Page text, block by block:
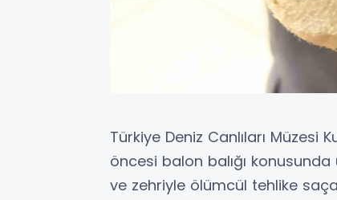
Türkiye Deniz Canlıları Müzesi
öncesi balon balığı konusunda
ve zehriyle ölümcül tehlike